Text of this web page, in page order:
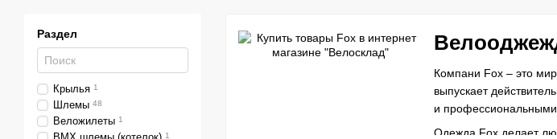
Компани Fox – это
выпускает
и профессиональными
Одежда Fox делает
Раздел
Крылья 1
Шлемы 48
Веложилеты 1
1